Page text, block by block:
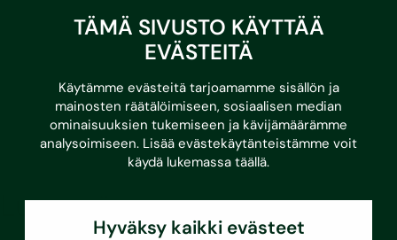
TÄMÄ SIVUSTO KÄYTTÄÄ
EVÄSTEITÄ
Käytämme evästeitä tarjoamamme sisällön ja
mainosten räätälöimiseen, sosiaalisen median
ominaisuuksien tukemiseen ja kävijämäärämme
analysoimiseen. Lisää evästekäytänteistämme voit
käydä lukemassa täällä.
Hyväksy kaikki evästeet
Matti Honkonen
matti.honkonen@sustera.com
030 670 5561
Lue myös